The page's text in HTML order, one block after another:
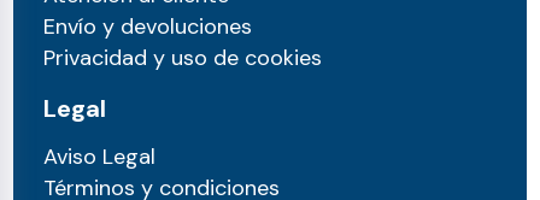
Envío y devoluciones
Privacidad y uso de cookies
Legal
Aviso Legal
Términos y condiciones